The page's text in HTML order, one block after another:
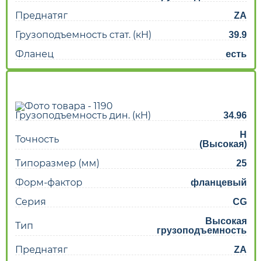
Преднатяг ZA
Грузоподъемность стат. (кН) 39.9
Фланец есть
Грузоподъемность дин. (кН) 34.96
Точность
H
(Высокая)
Типоразмер (мм) 25
Форм-фактор фланцевый
Серия CG
Тип
Высокая
грузоподъемность
Преднатяг ZA